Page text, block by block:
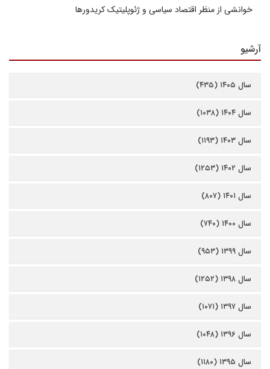
خوانشی از منظر اقتصاد سیاسی و ژئوپلیتیک کریدورها
آرشیو
سال ۱۴۰۵ (۴۳۵)
سال ۱۴۰۴ (۱۰۳۸)
سال ۱۴۰۳ (۱۱۹۳)
سال ۱۴۰۲ (۱۲۵۳)
سال ۱۴۰۱ (۸۰۷)
سال ۱۴۰۰ (۷۴۰)
سال ۱۳۹۹ (۹۵۳)
سال ۱۳۹۸ (۱۲۵۲)
سال ۱۳۹۷ (۱۰۷۱)
سال ۱۳۹۶ (۱۰۴۸)
سال ۱۳۹۵ (۱۱۸۰)